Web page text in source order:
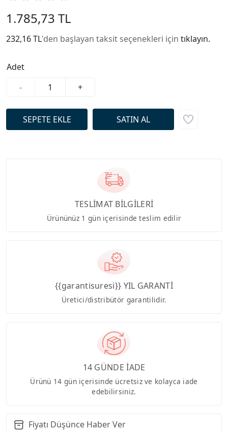
1.785,73 TL
232,16 TL'den başlayan taksit seçenekleri için tıklayın.
Adet
-
+
TESLİMAT BİLGİLERİ
Ürününüz 1 gün içerisinde teslim edilir
{{garantisuresi}} YIL GARANTİ
Üretici/distribütör garantilidir.
14 GÜNDE İADE
Ürünü 14 gün içerisinde ücretsiz ve kolayca iade
edebilirsiniz.
Fiyatı Düşünce Haber Ver